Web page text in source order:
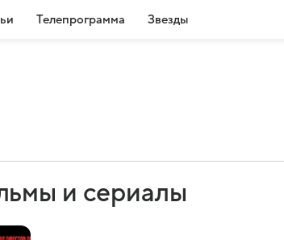
Телепрограмма Звезды
и сериалы